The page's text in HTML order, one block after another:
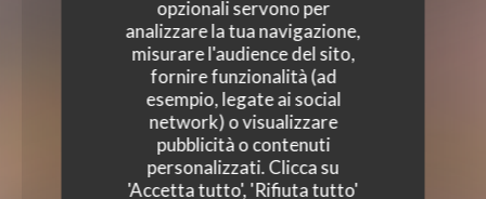
opzionali servono per
analizzare la tua navigazione,
misurare l'audience del sito,
fornire funzionalità (ad
esempio, legate ai social
network) o visualizzare
pubblicità o contenuti
personalizzati. Clicca su
'Accetta tutto', 'Rifiuta tutto'